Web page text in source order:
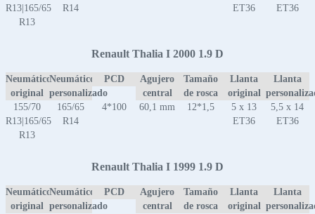
R13|165/65
R13
R14
ET36
ET36
Renault Thalia I 2000 1.9 D
Neumático
original
Neumático
personalizado
PCD
Agujero
central
Tamaño
de rosca
Llanta
original
Llanta
155/70
R13|165/65
R13
165/65
R14
4*100 60,1 mm 12*1,5
5 x 13
ET36
5,5 x 14
ET36
Renault Thalia I 1999 1.9 D
Neumático
original
Neumático
personalizado
PCD
Agujero
central
Tamaño
de rosca
Llanta
original
Llanta